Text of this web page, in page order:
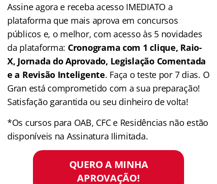
Assine agora e receba acesso IMEDIATO a
plataforma que mais aprova em concursos
públicos e, o melhor, com acesso às 5 novidades
da plataforma: Cronograma com 1 clique, Raio-
X, Jornada do Aprovado, Legislação Comentada
e a Revisão Inteligente. Faça o teste por 7 dias. O
Gran está comprometido com a sua preparação!
Satisfação garantida ou seu dinheiro de volta!
*Os cursos para OAB, CFC e Residências não estão
disponíveis na Assinatura Ilimitada.
QUERO A MINHA
APROVAÇÃO!